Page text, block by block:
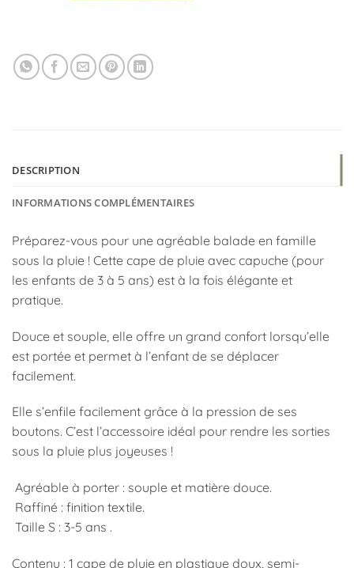
DESCRIPTION
INFORMATIONS COMPLÉMENTAIRES
Préparez-vous pour une agréable balade en famille
sous la pluie ! Cette cape de pluie avec capuche (pour
les enfants de 3 à 5 ans) est à la fois élégante et
pratique.
Douce et souple, elle offre un grand confort lorsqu’elle
est portée et permet à l’enfant de se déplacer
facilement.
Elle s’enfile facilement grâce à la pression de ses
boutons. C’est l’accessoire idéal pour rendre les sorties
sous la pluie plus joyeuses !
Agréable à porter : souple et matière douce.
Raffiné : finition textile.
Taille S : 3-5 ans .
Contenu : 1 cape de pluie en plastique doux, semi-